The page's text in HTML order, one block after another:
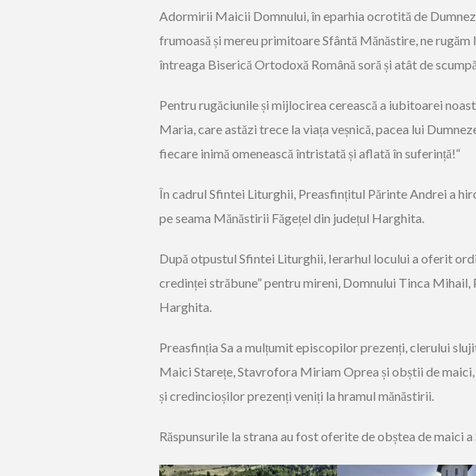
Adormirii Maicii Domnului, în eparhia ocrotită de
frumoasă și mereu primitoare Sfântă Mănăstire, ne
întreaga Biserică Ortodoxă Română soră și atât de
Pentru rugăciunile și mijlocirea cerească a iubitoarei
Maria, care astăzi trece la viața veșnică, pacea lui
fiecare inimă omenească întristată și aflată în suferință!“
În cadrul Sfintei Liturghii, Preasfințitul Părinte Andrei a
pe seama Mănăstirii Făgețel din județul Harghita.
După otpustul Sfintei Liturghii, Ierarhul locului a oferit
credinței străbune” pentru mireni, Domnului Tinca Mihail,
Harghita.
Preasfinția Sa a mulțumit episcopilor prezenți, clerului
Maici Starețe, Stavrofora Miriam Oprea și obștii de
și credincioșilor prezenți veniți la hramul mănăstirii.
Răspunsurile la strana au fost oferite de obștea de maici